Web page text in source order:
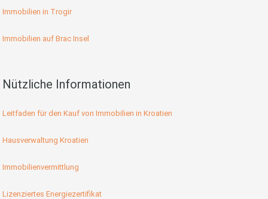
Immobilien in Trogir
Immobilien auf Brac Insel
Nützliche Informationen
Leitfaden für den Kauf von Immobilien in Kroatien
Hausverwaltung Kroatien
Immobilienvermittlung
Lizenziertes Energiezertifikat